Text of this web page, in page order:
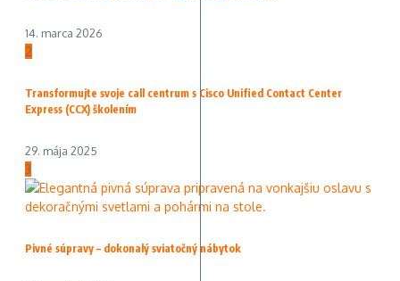
14. marca 2026
2
Transformujte svoje call centrum s Cisco Unified Contact Center
Express (CCX) školením
29. mája 2025
3
Pivné súpravy – dokonalý sviatočný nábytok